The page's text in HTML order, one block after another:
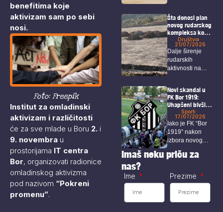
benefitima koje
aktivizam sam po sebi
nosi.
Foto: Freepik
Institut za omladinski
aktivizam i različitosti
će za sve mlade u Boru 2. i
9. novembra u
prostorijama IT centra
Bor, organizovati radionice
omladinskog aktivizma
pod nazivom “Pokreni
promenu”.
petak akciju pod
nazivom...
Šta donosi plan
novog rudarskog
kompleksa kod
Bora i Zaječara?
Društvo
21/07/2026
Dalje širenje
rudarskih
aktivnosti na
intenzivno...
Novi skandal u
FK Bor 1919:
Uhapšeni bivši
predsednik,
sekretar i igrači
Sport
17/07/2026
Iako je FK “Bor
1919” nakon
izbora novog
Imaš neku priču za
nas?
Ime Prezime